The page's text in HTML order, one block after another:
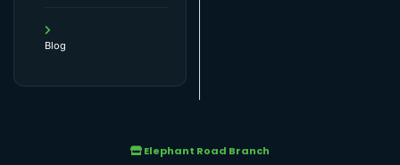
Blog
Elephant Road Branch